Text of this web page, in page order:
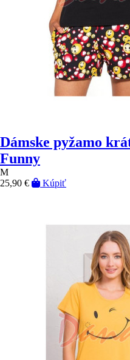
Dámske pyžamo
Funny
M
25,90 €
Kúpiť